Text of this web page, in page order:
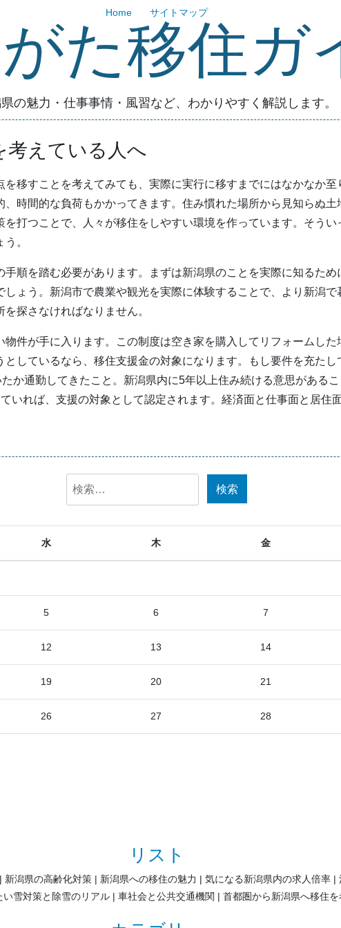
Home サイトマップ
た移住ガ
の魅力・仕事事情・風習など、わかりやすく解説します。
考えている人へ
移すことを考えてみても、実際に実行に移すまでにはなかなか
時間的な負荷もかかってきます。住み慣れた場所から見知らぬ
打つことで、人々が移住をしやすい環境を作っています。そうい
。
順を踏む必要があります。まずは新潟県のことを実際に知るた
ょう。新潟市で農業や観光を実際に体験することで、より新潟
探さなければなりません。
件が手に入ります。この制度は空き家を購入してリフォームし
しているなら、移住支援金の対象になります。もし要件を充た
か通勤してきたこと。新潟県内に5年以上住み続ける意思がある
いれば、支援の対象として認定されます。経済面と仕事面と居住
水 木 金
5 6 7
12 13 14
19 20 21
26 27 28
リスト
新潟県の高齢化対策 新潟県への移住の魅力 気になる新潟県内の求人倍率
雪対策と除雪のリアル
車社会と公共交通機関 首都圏から新潟県へ移住